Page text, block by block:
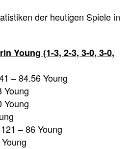
der heutigen Spiele in
Young (1-3, 2-3, 3-0, 3-0,
– 84.56 Young
Young
Young
– 86 Young